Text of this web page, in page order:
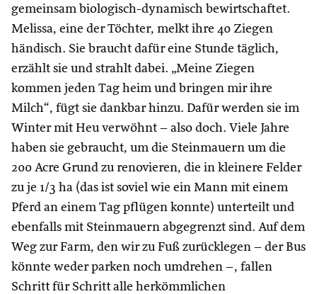
gemeinsam biologisch-dynamisch bewirtschaftet.
Melissa, eine der Töchter, melkt ihre 40 Ziegen
händisch. Sie braucht dafür eine Stunde täglich,
erzählt sie und strahlt dabei. „Meine Ziegen
kommen jeden Tag heim und bringen mir ihre
Milch“, fügt sie dankbar hinzu. Dafür werden sie im
Winter mit Heu verwöhnt – also doch. Viele Jahre
haben sie gebraucht, um die Steinmauern um die
200 Acre Grund zu renovieren, die in kleinere Felder
zu je 1/3 ha (das ist soviel wie ein Mann mit einem
Pferd an einem Tag pflügen konnte) unterteilt und
ebenfalls mit Steinmauern abgegrenzt sind. Auf dem
Weg zur Farm, den wir zu Fuß zurücklegen – der Bus
könnte weder parken noch umdrehen –, fallen
Schritt für Schritt alle herkömmlichen